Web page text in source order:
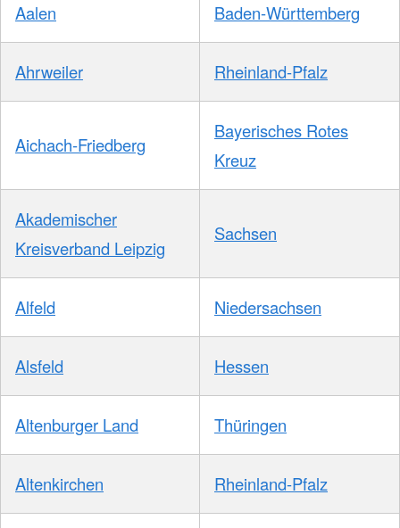
Aalen Baden-Württemberg
Ahrweiler Rheinland-Pfalz
Aichach-Friedberg
Bayerisches Rotes
Kreuz
Akademischer
Kreisverband Leipzig
Sachsen
Alfeld Niedersachsen
Alsfeld Hessen
Altenburger Land Thüringen
Altenkirchen Rheinland-Pfalz